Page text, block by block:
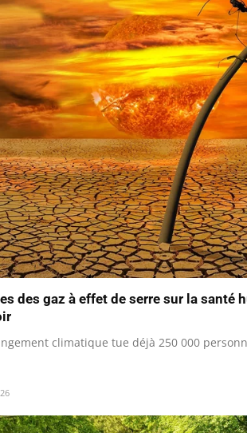
des gaz à effet de serre sur la santé
climatique tue déjà 250 000